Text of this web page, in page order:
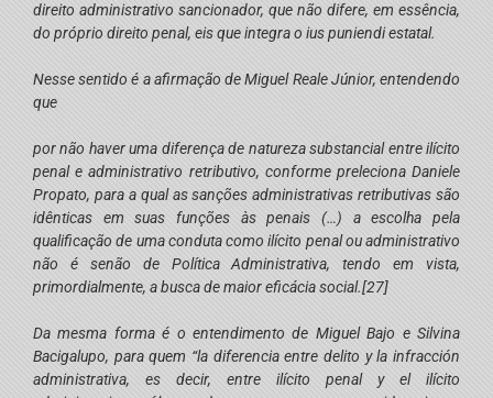
direito administrativo sancionador, que não difere, em essência,
do próprio direito penal, eis que integra o ius puniendiestatal.
Nesse sentido é a afirmação de Miguel Reale Júnior, entendendo
que
por não haver uma diferença de natureza substancial entre ilícito
penal e administrativo retributivo, conforme preleciona Daniele
Propato, para a qual as sanções administrativas retributivas são
idênticas em suas funções às penais (…) a escolha pela
qualificação de uma conduta como ilícito penal ou administrativo
não é senão de Política Administrativa, tendo em vista,
primordialmente, a busca de maior eficácia social.[27]
Da mesma forma é o entendimento de Miguel Bajo e Silvina
Bacigalupo, para quem “la diferencia entre delito y la infracción
administrativa, es decir, entre ilícito penal y el ilícito